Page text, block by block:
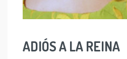
ADIÓS A LA REINA